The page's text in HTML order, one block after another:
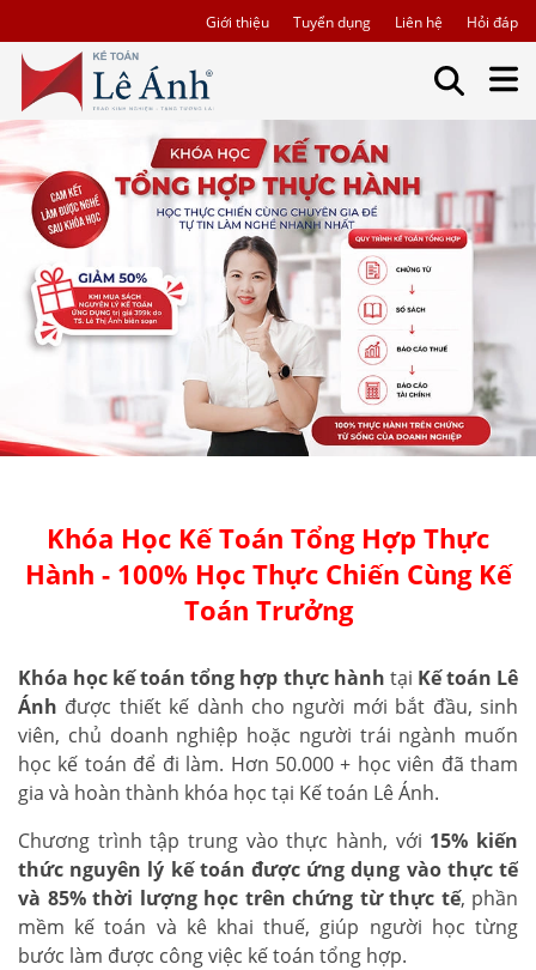
Giới thiệu Tuyển dụng Liên hệ Hỏi đáp
Khóa Học Kế Toán Tổng Hợp Thực
Hành - 100% Học Thực Chiến Cùng Kế
Toán Trưởng
Khóa học kế toán tổng hợp thực hành tại Kế toán Lê
Ánh được thiết kế dành cho người mới bắt đầu, sinh
viên, chủ doanh nghiệp hoặc người trái ngành muốn
học kế toán để đi làm. Hơn 50.000 + học viên đã tham
gia và hoàn thành khóa học tại Kế toán Lê Ánh.
Chương trình tập trung vào thực hành, với 15% kiến
thức nguyên lý kế toán được ứng dụng vào thực tế
và 85% thời lượng học trên chứng từ thực tế, phần
mềm kế toán và kê khai thuế, giúp người học từng
bước làm được công việc kế toán tổng hợp.